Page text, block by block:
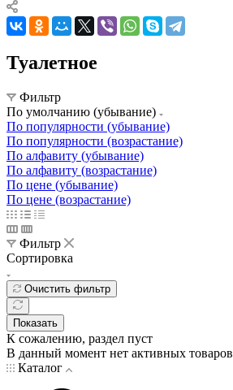
Туалетное
Фильтр
По умолчанию (убывание)
По популярности (убывание)
По популярности (возрастание)
По алфавиту (убывание)
По алфавиту (возрастание)
По цене (убывание)
По цене (возрастание)
Фильтр
Сортировка
Очистить фильтр
Показать
К сожалению, раздел пуст
В данный момент нет активных товаров
Каталог